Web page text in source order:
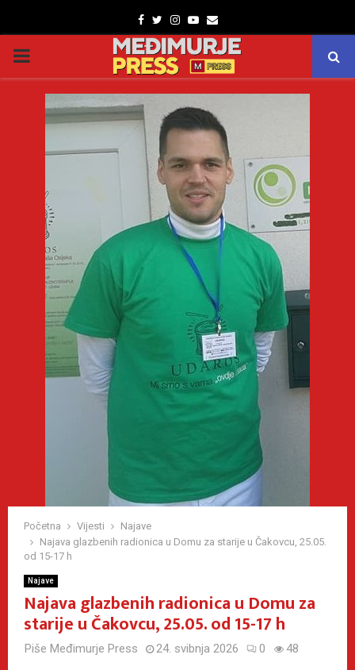
Facebook
TwitterInstagram
Youtube
Email
PRIMARY
MENU
Početna Vijesti
Najave
Najava glazbenih radionica u Domu za starije u Čakovcu, 25.05.
od 15-17 h
Najave
Najava glazbenih radionica u Domu za
starije u Čakovcu, 25.05. od 15-17 h
Piše Međimurje Press 24. svibnja 2026 0 48